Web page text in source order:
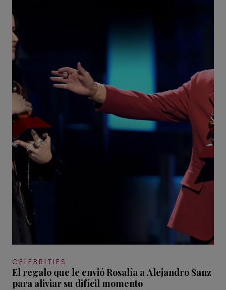
CELEBRITIES
El regalo que le envió Rosalía a Alejandro Sanz
para aliviar su difícil momento